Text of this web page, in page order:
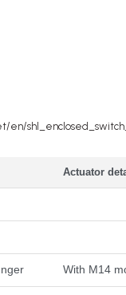
en/
Actuator
With M14